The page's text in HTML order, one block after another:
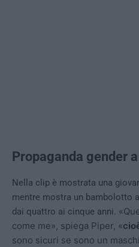
Propaganda gender
Nella clip è mostrata una
mentre mostra un bambolotto
dai quattro ai cinque anni.
come me», spiega Piper, «
sono sicuri se sono un